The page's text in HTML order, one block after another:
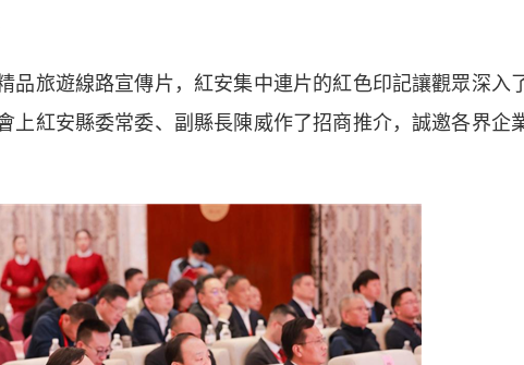
旅遊線路宣傳片，紅安集中連片的紅色印記讓觀眾深入
上紅安縣委常委、副縣長陳威作了招商推介，誠邀各界企